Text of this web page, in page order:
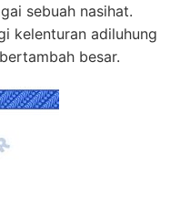
sebuah nasihat.
kelenturan adiluhung
besar.